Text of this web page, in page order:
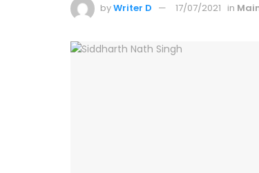
byWriter D 17/07/2021 in